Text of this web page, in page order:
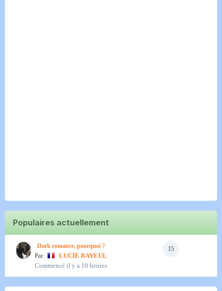
Populaires actuellement
15
Dark romance, pourquoi ?
Par
LUCIE BAYEUL
Commencé il y a 10 heures